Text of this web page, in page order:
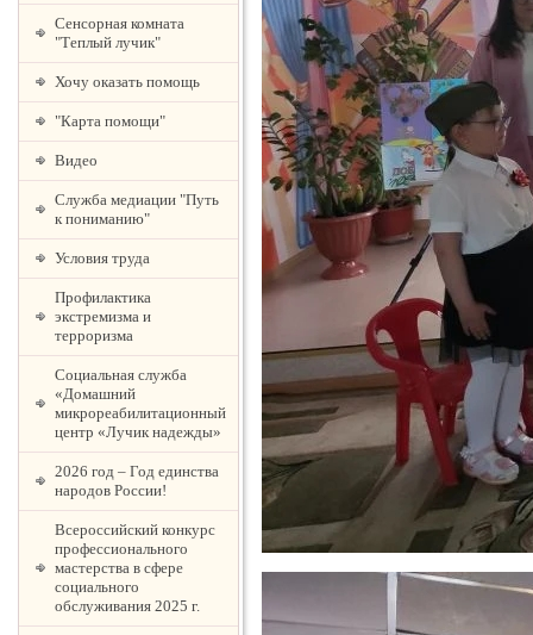
Сенсорная комната
"Теплый лучик"
Хочу оказать помощь
"Карта помощи"
Видео
Служба медиации "Путь
к пониманию"
Условия труда
Профилактика
экстремизма и
терроризма
Социальная служба
«Домашний
микрореабилитационный
центр «Лучик надежды»
2026 год – Год единства
народов России!
Всероссийский конкурс
профессионального
мастерства в сфере
социального
обслуживания 2025 г.